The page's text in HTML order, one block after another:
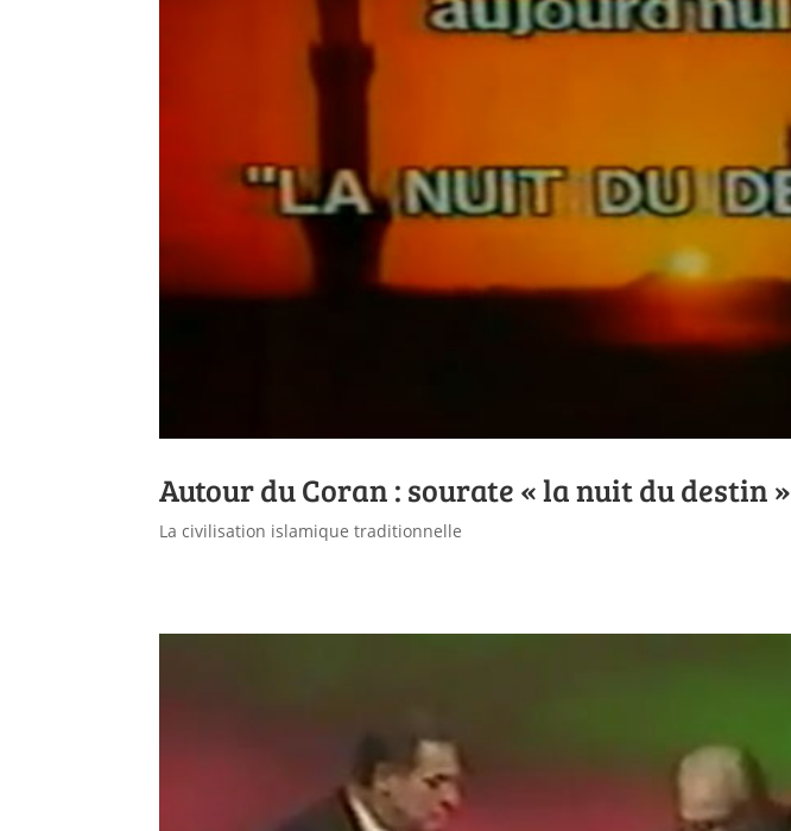
Autour du Coran : sourate « la nuit du destin »
La civilisation islamique traditionnelle